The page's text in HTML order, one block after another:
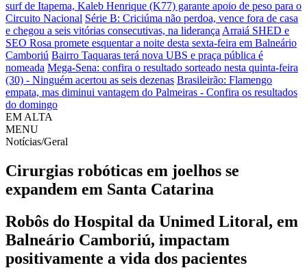
surf de Itapema, Kaleb Henrique (K77) garante apoio de peso para o
Circuito Nacional Série B: Criciúma não perdoa, vence fora de casa
e chegou a seis vitórias consecutivas, na liderança Arraiá SHED e
SEO Rosa promete esquentar a noite desta sexta-feira em Balneário
Camboriú Bairro Taquaras terá nova UBS e praça pública é
nomeada Mega-Sena: confira o resultado sorteado nesta quinta-feira
(30) - Ninguém acertou as seis dezenas Brasileirão: Flamengo
empata, mas diminui vantagem do Palmeiras - Confira os resultados
do domingo
EM ALTA
MENU
Notícias/Geral
Cirurgias robóticas em joelhos se
expandem em Santa Catarina
Robôs do Hospital da Unimed Litoral, em
Balneário Camboriú, impactam
positivamente a vida dos pacientes